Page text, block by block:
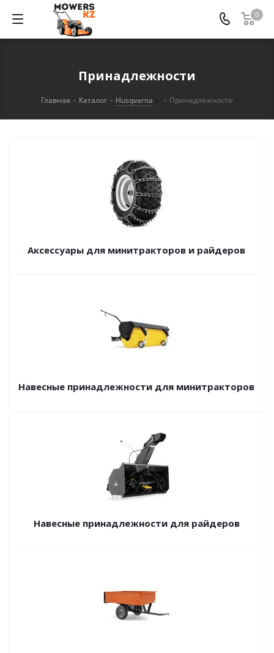
0
Принадлежности
Главная - Каталог - Husqvarna - Принадлежности
Аксессуары для минитракторов и райдеров
Навесные принадлежности для минитракторов
Навесные принадлежности для райдеров